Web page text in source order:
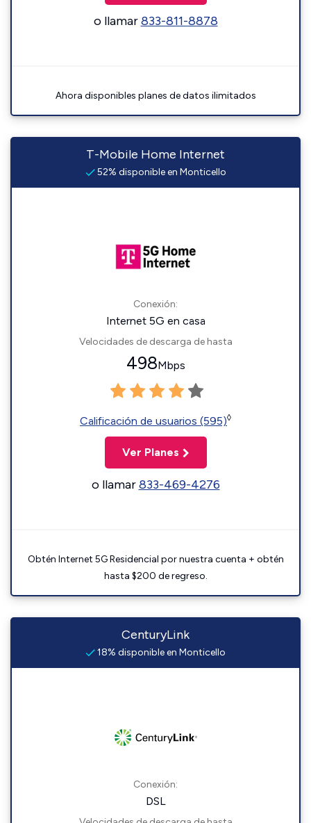
o llamar833-811-8878
Ahora disponibles planes de datos ilimitados
T-Mobile Home Internet
52% disponible en Monticello
Conexión:
Internet 5G en casa
Velocidades de descarga de hasta
498Mbps
Calificación de usuarios (595)◊
Ver Planes
o llamar833-469-4276
Obtén Internet 5G Residencial por nuestra cuenta + obtén
hasta $200 de regreso.
CenturyLink
18% disponible en Monticello
Conexión:
DSL